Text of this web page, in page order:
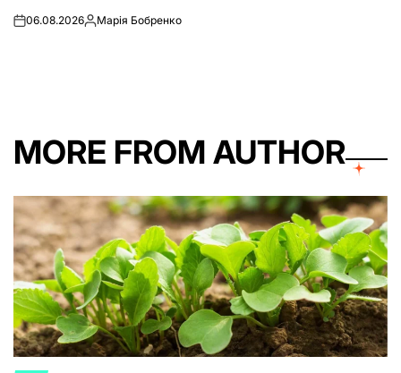
on06.08.2026Posted
Марія Бобренко
MORE FROM AUTHOR